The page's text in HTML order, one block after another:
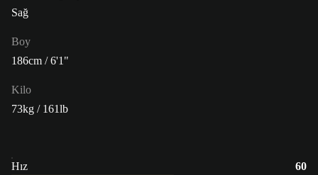
Sağ
Boy
186cm / 6'1"
Kilo
73kg / 161lb
Hız
60